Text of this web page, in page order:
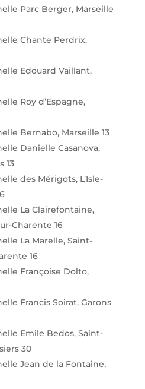
Parc Berger, Marseille
Chante Perdrix,
Edouard Vaillant,
Roy d’Espagne,
Bernabo, Marseille 13
Danielle Casanova,
13
des Mérigots, L’Isle-
La Clairefontaine,
Charente 16
La Marelle, Saint-
16
Françoise Dolto,
Francis Soirat, Garons
Emile Bedos, Saint-
30
Jean de la Fontaine,